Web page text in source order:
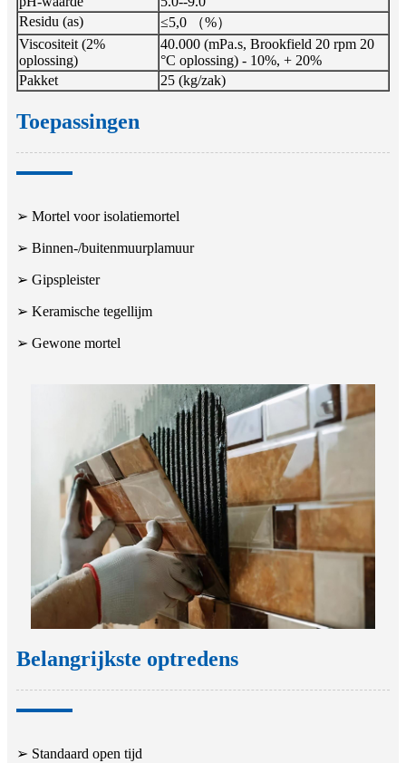
Residu (as)
≤5,0 （%）
Viscositeit (2%
oplossing)
40.000 (mPa.s, Brookfield 20 rpm 20
°C oplossing) - 10%, + 20%
Pakket
25 (kg/zak)
Toepassingen
➢ Mortel voor isolatiemortel
➢ Binnen-/buitenmuurplamuur
➢ Gipspleister
➢ Keramische tegellijm
➢ Gewone mortel
Belangrijkste optredens
➢ Standaard open tijd